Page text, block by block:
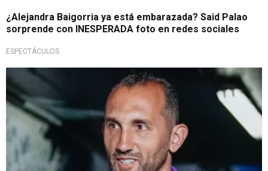
¿Alejandra Baigorria ya está embarazada? Said Palao
sorprende con INESPERADA foto en redes sociales
ESPECTÁCULOS
Está hecho